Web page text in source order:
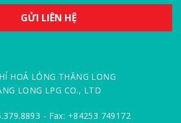
HOÁ LỎNG THĂNG LONG
LONG LPG CO., LTD
- Fax: +84253 749172